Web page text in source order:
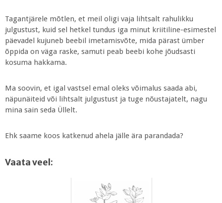
Tagantjärele mõtlen, et meil oligi vaja lihtsalt rahulikku
julgustust, kuid sel hetkel tundus iga minut kriitiline-esimestel
päevadel kujuneb beebil imetamisvõte, mida pärast ümber
õppida on väga raske, samuti peab beebi kohe jõudsasti
kosuma hakkama.
Ma soovin, et igal vastsel emal oleks võimalus saada abi,
näpunäiteid või lihtsalt julgustust ja tuge nõustajatelt, nagu
mina sain seda Üllelt.
Ehk saame koos katkenud ahela jälle ära parandada?
Vaata veel: